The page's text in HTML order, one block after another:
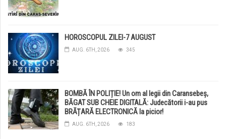
HOROSCOPUL ZILEI-7 AUGUST
AUG. 6TH, 2026 345
BOMBĂ ÎN POLIȚIE! Un om al legii din Caransebeș,
BĂGAT SUB CHEIE DIGITALĂ: Judecătorii i-au pus
BRĂȚARĂ ELECTRONICĂ la picior!
AUG. 6TH, 2026 183